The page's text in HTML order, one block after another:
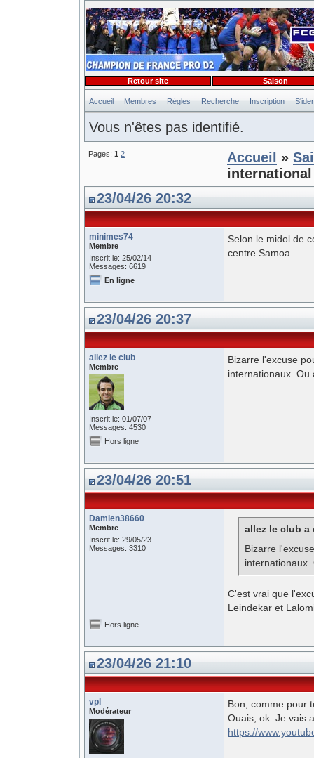
Accueil Membres Règles Recherche Inscription
Vous n'êtes pas identifié.
Retour site Saison
Pages: 1 2 Accueil »
23/04/26 20:32
minimes74
Membre
Inscrit le: 25/02/14
Messages: 6619
Selon le midol de
centre Samoa
En ligne
23/04/26 20:37
allez le club
Membre
Inscrit le: 01/07/07
Messages: 4530
Bizarre l'excuse
internationaux. Ou
Hors ligne
23/04/26 20:51
Damien38660
Membre
Inscrit le: 29/05/23
Messages: 3310
allez le club a
Bizarre
C'est vrai que
Leindekar et
Hors ligne
23/04/26 21:10
vpl
Modérateur
Bon, comme pour
Ouais, ok. Je vais
https://